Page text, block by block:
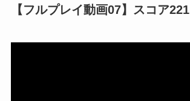
【フルプレイ動画07】スコア221